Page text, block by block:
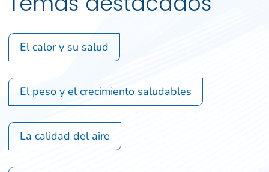
El calor y su salud
El peso y el crecimiento saludables
La calidad del aire